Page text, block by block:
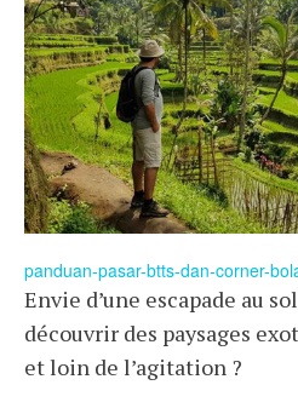
panduan-pasar-btts-dan-corner-
Envie d’une escapade au
découvrir des paysages
et loin de l’agitation ?